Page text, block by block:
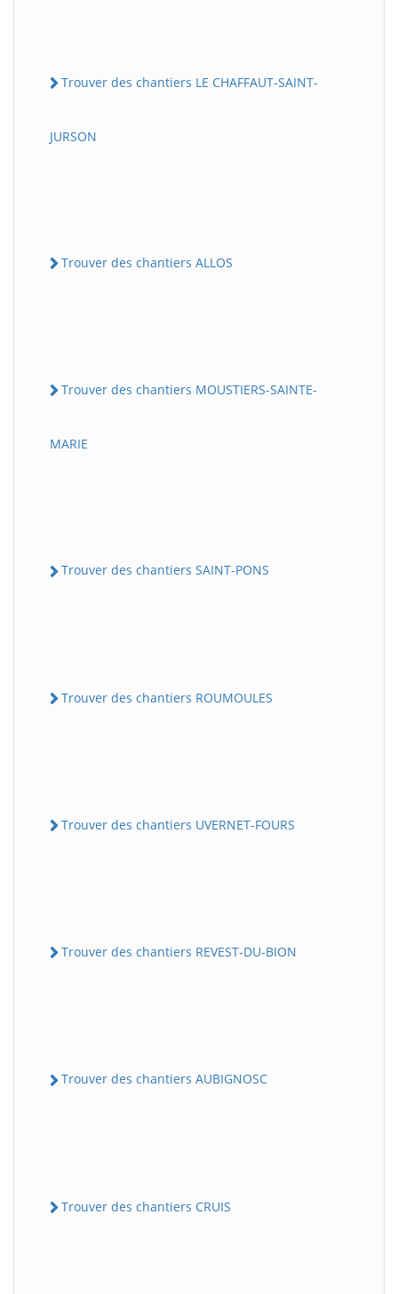
Trouver des chantiers LE CHAFFAUT-SAINT-
JURSON
Trouver des chantiers ALLOS
Trouver des chantiers MOUSTIERS-SAINTE-
MARIE
Trouver des chantiers SAINT-PONS
Trouver des chantiers ROUMOULES
Trouver des chantiers UVERNET-FOURS
Trouver des chantiers REVEST-DU-BION
Trouver des chantiers AUBIGNOSC
Trouver des chantiers CRUIS